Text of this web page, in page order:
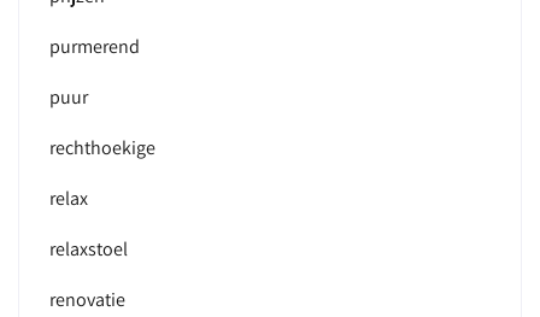
purmerend
puur
rechthoekige
relax
relaxstoel
renovatie